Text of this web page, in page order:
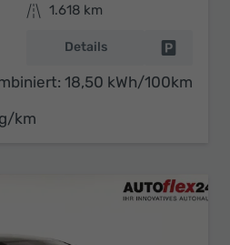
Kilometerstand 1.618 km
Details
18,50 kWh/100km
km